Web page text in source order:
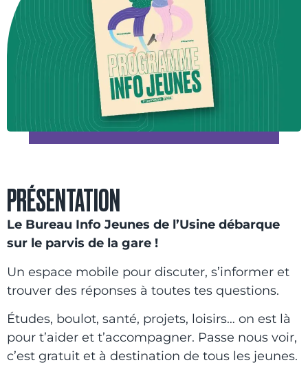
PRÉSENTATION
Le Bureau Info Jeunes de l’Usine débarque
sur le parvis de la gare !
Un espace mobile pour discuter, s’informer et
trouver des réponses à toutes tes questions.
Études, boulot, santé, projets, loisirs… on est là
pour t’aider et t’accompagner. Passe nous voir,
c’est gratuit et à destination de tous les jeunes.